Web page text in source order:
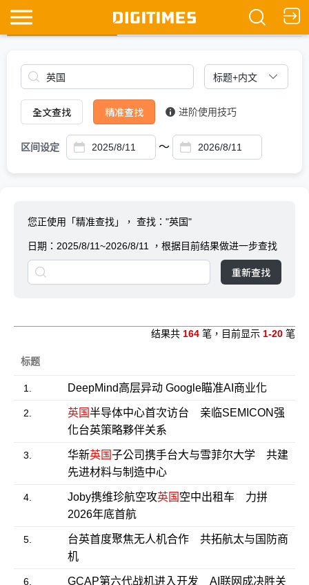
Ask DIGITIMES
全文查找 精准查找 进阶使用技巧
区间设定 ～
您正使用「精准查找」， 查找："英国"
日期： 2025/8/11~2026/8/11 ，根据目前结果做进一步查找
重新查找
结果共 164 笔，目前显示 1-20 笔
标题
1. DeepMind高层异动 Google瞄准AI商业化
2. 英国半导体中心首次访台 亲临SEMICON强
化台英策略夥伴关系
3. 华新英国子公司携手台大与雪菲尔大学 共建
先进材料与制造中心
4. Joby携维珍航空攻英国 空中出租车 力拼
2026年底首航
5.
台英首度聚焦无人机合作 共拓航太与国防商
机
6.
GCAP第六代战机进入开发 AI联网成决胜关